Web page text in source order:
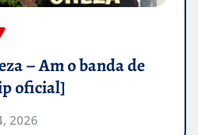
– Am o banda de
oficial]
2026